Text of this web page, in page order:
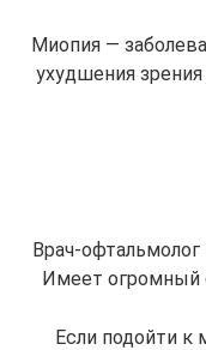
Миопия —
ухудшения
Врач-
Имеет огромный
Если подойти к